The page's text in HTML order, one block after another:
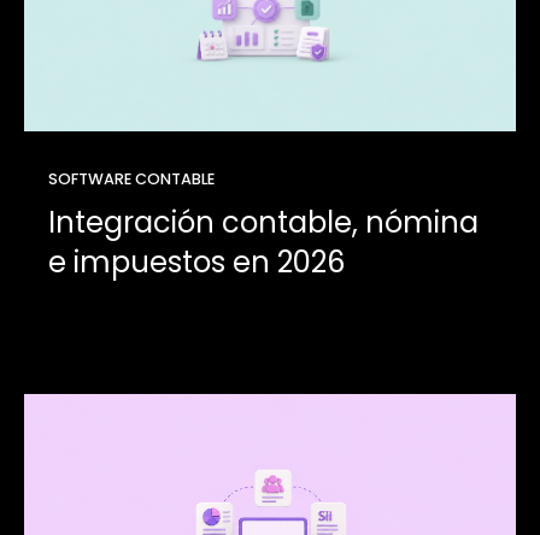
SOFTWARE CONTABLE
Integración contable, nómina
e impuestos en 2026